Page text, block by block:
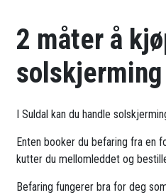
2 måter å
solskjerming
I Suldal kan du handle
Enten booker du befaring fra en
kutter du mellomleddet og
Befaring fungerer bra for deg